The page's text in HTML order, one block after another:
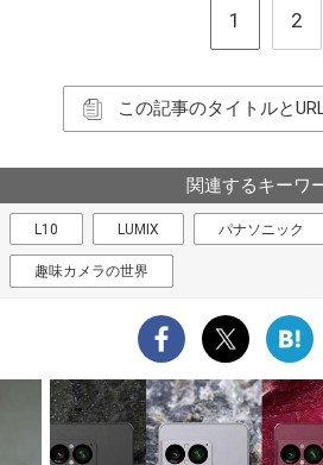
1 2
この記事のタイトルと
関連するキーワ
L10 LUMIX パナソニック
趣味カメラの世界